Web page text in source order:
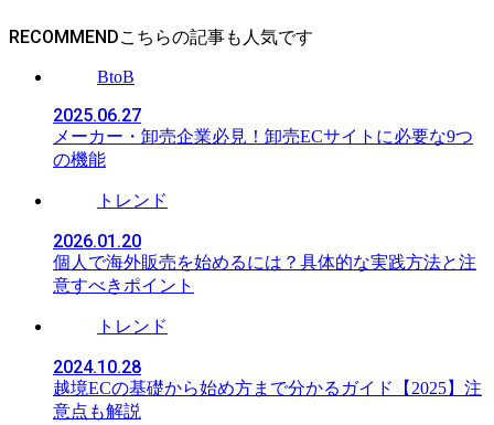
RECOMMEND
BtoB
2025.06.27
メーカー・卸売企業必見！卸売ECサイトに必要な9つ
の機能
トレンド
2026.01.20
個人で海外販売を始めるには？具体的な実践方法と注
意すべきポイント
トレンド
2024.10.28
越境ECの基礎から始め方まで分かるガイド【2025】注
意点も解説